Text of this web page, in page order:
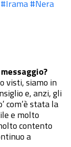
#Irama#Nera
visti, siamo in
e, anzi, gli
com’è stata la
e molto
contento
a